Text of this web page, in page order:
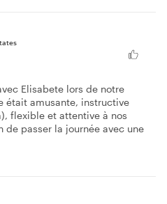
Elisabete lors de notre
était amusante, instructive
flexible et attentive à nos
de passer la journée avec une